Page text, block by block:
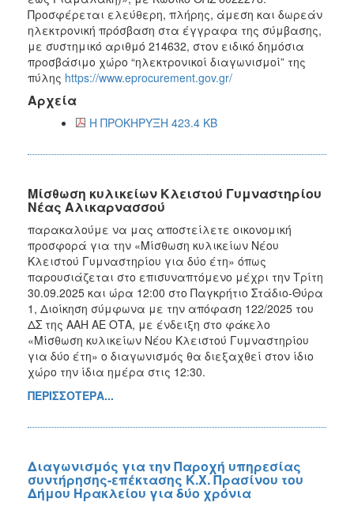
Προσφέρεται ελεύθερη, πλήρης, άμεση και δωρεάν
ηλεκτρονική πρόσβαση στα έγγραφα της σύμβασης,
με συστημικό αριθμό 214632, στον ειδικό δημόσια
προσβάσιμο χώρο “ηλεκτρονικοί διαγωνισμοί” της
πύλης https://www.eprocurement.gov.gr/
Αρχεία
Η ΠΡΟΚΗΡΥΞΗ 423.4 KB
Μίσθωση κυλικείων Κλειστού Γυμναστηρίου
Νέας Αλικαρνασσού
παρακαλούμε να μας αποστείλετε οικονομική
προσφορά για την «Μίσθωση κυλικείων Νέου
Κλειστού Γυμναστηρίου για δύο έτη» όπως
παρουσιάζεται στο επισυναπτόμενο μέχρι την Τρίτη
30.09.2025 και ώρα 12:00 στο Παγκρήτιο Στάδιο-Θύρα
1, Διοίκηση σύμφωνα με την απόφαση 122/2025 του
ΔΣ της ΑΑΗ ΑΕ ΟΤΑ, με ένδειξη στο φάκελο
«Μίσθωση κυλικείων Νέου Κλειστού Γυμναστηρίου
για δύο έτη» ο διαγωνισμός θα διεξαχθεί στον ίδιο
χώρο την ίδια ημέρα στις 12:30.
ΠΕΡΙΣΣΟΤΕΡΑ...
Διαγωνισμός για την Παροχή υπηρεσίας
συντήρησης-επέκτασης Κ.Χ. Πρασίνου του
Δήμου Ηρακλείου για δύο χρόνια